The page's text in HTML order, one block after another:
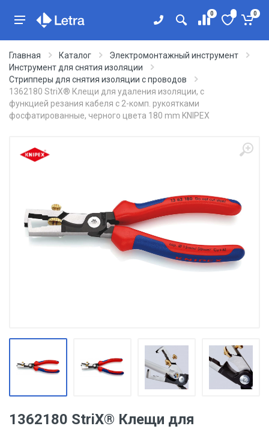
0 0
Главная Каталог
Электромонтажный инструмент
Инструмент для снятия изоляции
Стрипперы для снятия изоляции с проводов
1362180 StriX® Клещи для удаления изоляции, с
функцией резания кабеля с 2-комп. рукоятками
фосфатированные, черного цвета 180 mm KNIPEX
1362180 StriX® Клещи для